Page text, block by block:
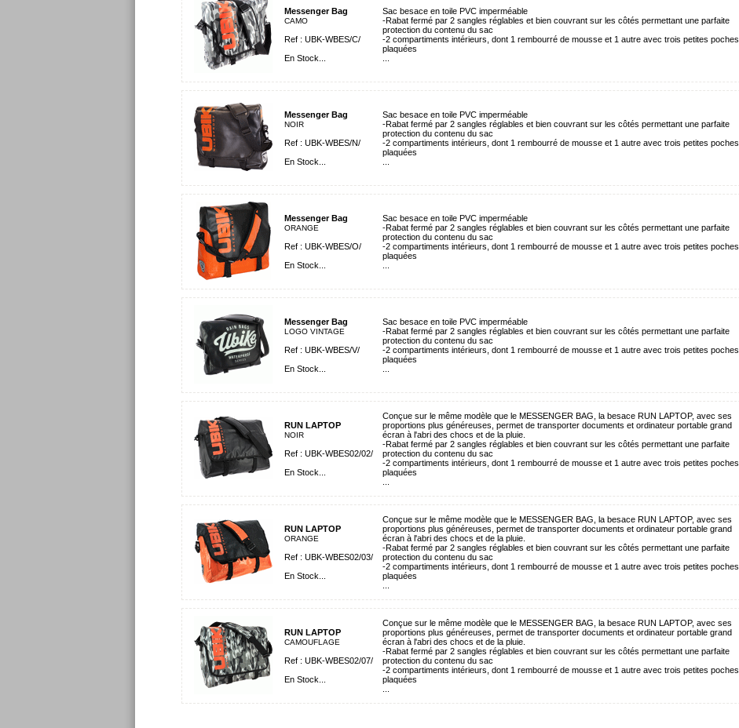
Messenger Bag
CAMO
Ref : UBK-WBES/C/
En Stock...
Sac besace en toile PVC imperméable
-Rabat fermé par 2 sangles réglables et bien couvrant sur les côtés permettant une parfaite
protection du contenu du sac
-2 compartiments intérieurs, dont 1 rembourré de mousse et 1 autre avec trois petites poches
plaquées
Messenger Bag
NOIR
Ref : UBK-WBES/N/
En Stock...
Sac besace en toile PVC imperméable
-Rabat fermé par 2 sangles réglables et bien couvrant sur les côtés permettant une parfaite
protection du contenu du sac
-2 compartiments intérieurs, dont 1 rembourré de mousse et 1 autre avec trois petites poches
plaquées
Messenger Bag
ORANGE
Ref : UBK-WBES/O/
En Stock...
Sac besace en toile PVC imperméable
-Rabat fermé par 2 sangles réglables et bien couvrant sur les côtés permettant une parfaite
protection du contenu du sac
-2 compartiments intérieurs, dont 1 rembourré de mousse et 1 autre avec trois petites poches
plaquées
Messenger Bag
LOGO VINTAGE
Ref : UBK-WBES/V/
En Stock...
Sac besace en toile PVC imperméable
-Rabat fermé par 2 sangles réglables et bien couvrant sur les côtés permettant une parfaite
protection du contenu du sac
-2 compartiments intérieurs, dont 1 rembourré de mousse et 1 autre avec trois petites poches
plaquées
RUN LAPTOP
NOIR
Ref : UBK-WBES02/02/
En Stock...
Conçue sur le même modèle que le MESSENGER BAG, la besace RUN LAPTOP, avec ses
proportions plus généreuses, permet de transporter documents et ordinateur portable grand
écran à l'abri des chocs et de la pluie.
-Rabat fermé par 2 sangles réglables et bien couvrant sur les côtés permettant une parfaite
protection du contenu du sac
-2 compartiments intérieurs, dont 1 rembourré de mousse et 1 autre avec trois petites poches
plaquées
RUN LAPTOP
ORANGE
Ref : UBK-WBES02/03/
En Stock...
Conçue sur le même modèle que le MESSENGER BAG, la besace RUN LAPTOP, avec ses
proportions plus généreuses, permet de transporter documents et ordinateur portable grand
écran à l'abri des chocs et de la pluie.
-Rabat fermé par 2 sangles réglables et bien couvrant sur les côtés permettant une parfaite
protection du contenu du sac
-2 compartiments intérieurs, dont 1 rembourré de mousse et 1 autre avec trois petites poches
plaquées
RUN LAPTOP
CAMOUFLAGE
Ref : UBK-WBES02/07/
En Stock...
Conçue sur le même modèle que le MESSENGER BAG, la besace RUN LAPTOP, avec ses
proportions plus généreuses, permet de transporter documents et ordinateur portable grand
écran à l'abri des chocs et de la pluie.
-Rabat fermé par 2 sangles réglables et bien couvrant sur les côtés permettant une parfaite
protection du contenu du sac
-2 compartiments intérieurs, dont 1 rembourré de mousse et 1 autre avec trois petites poches
plaquées